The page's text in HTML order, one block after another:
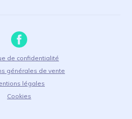
de confidentialité
générales de vente
légales
Cookies